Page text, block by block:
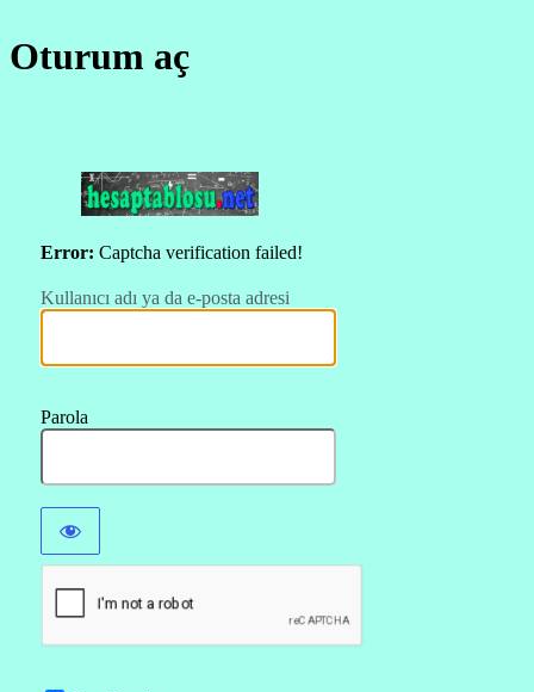
Oturum aç
Error: Captcha verification failed!
Kullanıcı adı ya da e-posta adresi
Parola